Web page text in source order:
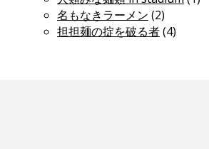
名もなきラーメン (2)
担担麺の掟を破る者(4)